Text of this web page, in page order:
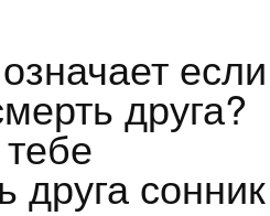
друга?
друга сонник